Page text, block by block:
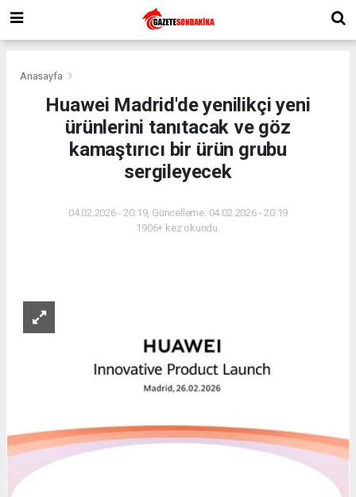
Anasayfa
Huawei Madrid'de yenilikçi yeni
ürünlerini tanıtacak ve göz
kamaştırıcı bir ürün grubu
sergileyecek
04.02.2026 - 20:19, Güncelleme: 04.02.2026 - 20:19
1906+ kez okundu.